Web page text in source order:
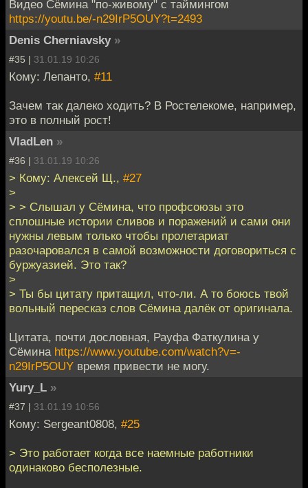
Видео Сёмина "по-живому" с таймингом
https://youtu.be/-n29IrP5OUY?t=2493
Denis Cherniavsky »
#35 | 31.01.19 10:26
Кому: Лепанто, #11
Зачем так далеко ходить? В Ростелекоме, например,
это в полный рост!
VladLen »
#36 | 31.01.19 10:26
> Кому: Алексей Щ., #27
>
> > Слышал у Сёмина, что профсоюзы это
сплошные истории сливов и поражений и сами они
нужны левым только чтобы пролетариат
разочаровался в самой возможности договориться с
буржуазией. Это так?
>
> Ты бы цитату притащил, что-ли. А то боюсь твой
вольный пересказ слов Сёмина далёк от оригинала.
Цитата, почти дословная, Рауфа Фаткулина у
Сёмина https://www.youtube.com/watch?v=-
n29IrP5OUY время привести не могу.
Yury_L »
#37 | 31.01.19 10:56
Кому: Sergeant0808, #25
> Это работает когда все наемные работники
одинаково бесполезные.